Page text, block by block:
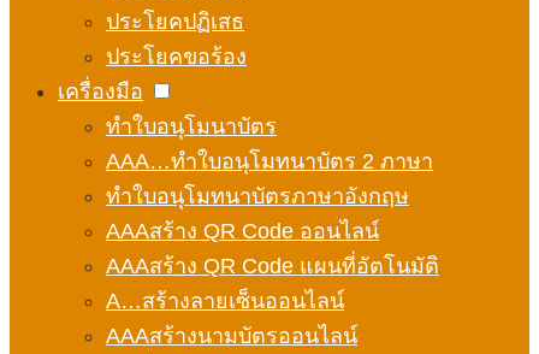
ประโยคปฏิเสธ
ประโยคขอร้อง
เครื่องมือ
ทำใบอนุโมนาบัตร
AAA…ทำใบอนุโมทนาบัตร 2 ภาษา
ทำใบอนุโมทนาบัตรภาษาอังกฤษ
AAAสร้าง QR Code ออนไลน์
AAAสร้าง QR Code แผนที่อัตโนมัติ
A…สร้างลายเซ็นออนไลน์
AAAสร้างนามบัตรออนไลน์